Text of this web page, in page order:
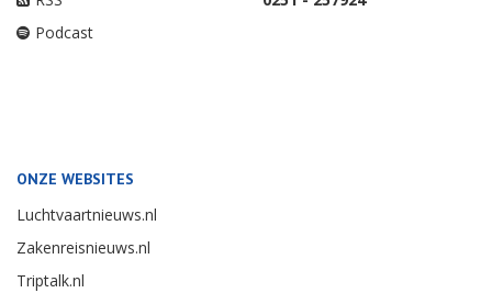
Podcast
ONZE WEBSITES
Luchtvaartnieuws.nl
Zakenreisnieuws.nl
Triptalk.nl